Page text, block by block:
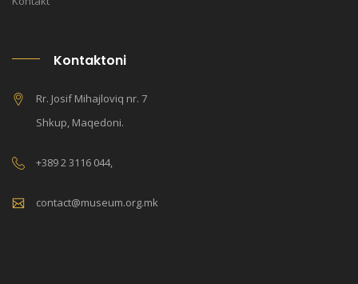
Kontaktoni
Rr. Josif Mihajloviq nr. 7
Shkup, Maqedoni.
+389 2 3116 044,
contact@museum.org.mk